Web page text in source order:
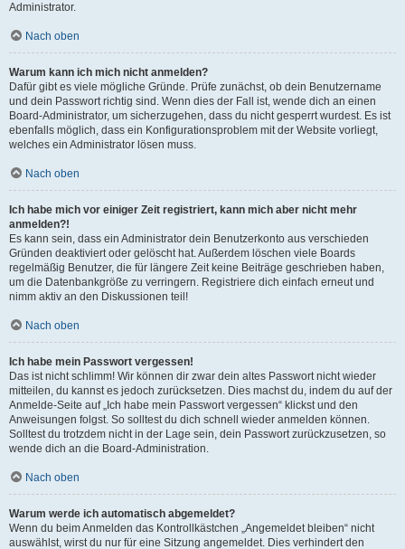
Administrator.
Nach oben
Warum kann ich mich nicht anmelden?
Dafür gibt es viele mögliche Gründe. Prüfe zunächst, ob dein Benutzername
und dein Passwort richtig sind. Wenn dies der Fall ist, wende dich an einen
Board-Administrator, um sicherzugehen, dass du nicht gesperrt wurdest. Es ist
ebenfalls möglich, dass ein Konfigurationsproblem mit der Website vorliegt,
welches ein Administrator lösen muss.
Nach oben
Ich habe mich vor einiger Zeit registriert, kann mich aber nicht mehr
anmelden?!
Es kann sein, dass ein Administrator dein Benutzerkonto aus verschieden
Gründen deaktiviert oder gelöscht hat. Außerdem löschen viele Boards
regelmäßig Benutzer, die für längere Zeit keine Beiträge geschrieben haben,
um die Datenbankgröße zu verringern. Registriere dich einfach erneut und
nimm aktiv an den Diskussionen teil!
Nach oben
Ich habe mein Passwort vergessen!
Das ist nicht schlimm! Wir können dir zwar dein altes Passwort nicht wieder
mitteilen, du kannst es jedoch zurücksetzen. Dies machst du, indem du auf der
Anmelde-Seite auf „Ich habe mein Passwort vergessen“ klickst und den
Anweisungen folgst. So solltest du dich schnell wieder anmelden können.
Solltest du trotzdem nicht in der Lage sein, dein Passwort zurückzusetzen, so
wende dich an die Board-Administration.
Nach oben
Warum werde ich automatisch abgemeldet?
Wenn du beim Anmelden das Kontrollkästchen „Angemeldet bleiben“ nicht
auswählst, wirst du nur für eine Sitzung angemeldet. Dies verhindert den